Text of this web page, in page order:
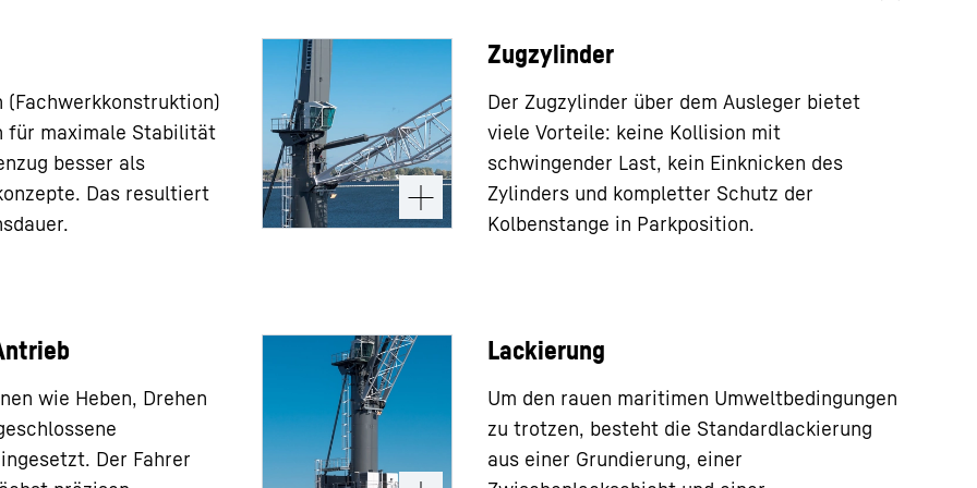
für maximale Stabilität
besser als
Das resultiert
Zugzylinder
Der Zugzylinder über dem Ausleger bietet
viele Vorteile: keine Kollision mit
schwingender Last, kein Einknicken des
Zylinders und kompletter Schutz der
Kolbenstange in Parkposition.
wie Heben, Drehen
Der Fahrer
Lackierung
Um den rauen maritimen Umweltbedingungen
zu trotzen, besteht die Standardlackierung
aus einer Grundierung, einer